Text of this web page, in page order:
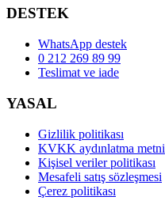
DESTEK
WhatsApp destek
0 212 269 89 99
Teslimat ve iade
YASAL
Gizlilik politikası
KVKK aydınlatma metni
Kişisel veriler politikası
Mesafeli satış sözleşmesi
Çerez politikası